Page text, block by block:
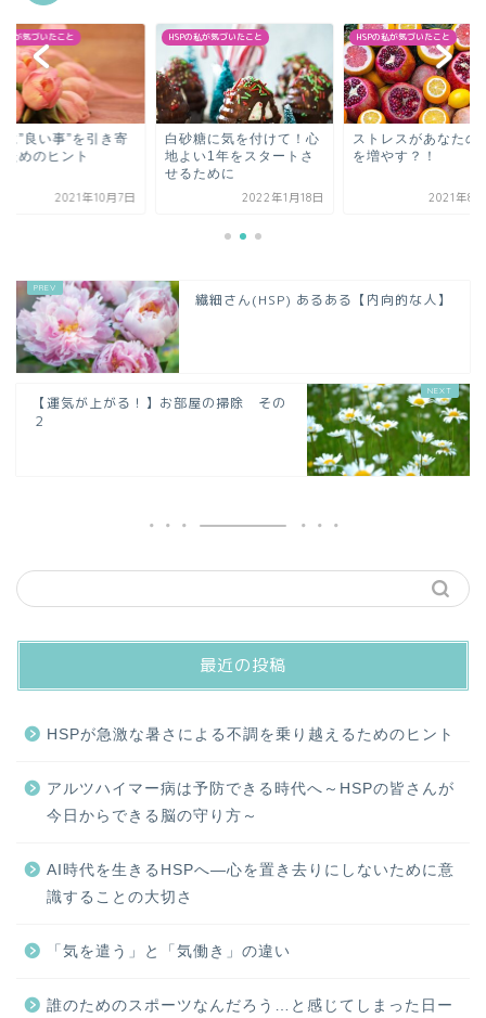
私が気づいたこと
に”良い事”を引き寄
ためのヒント
2021年10月7日
HSPの私が気づいたこと
白砂糖に気を付けて！心
地よい1年をスタートさ
せるために
2022年1月18日
HSPの私が気づいたこと
ストレスがあなたの
を増やす？！
2021年8
繊細さん(HSP) あるある【内向的な人】
【運気が上がる！】お部屋の掃除 その
２
最近の投稿
HSPが急激な暑さによる不調を乗り越えるためのヒント
アルツハイマー病は予防できる時代へ～HSPの皆さんが
今日からできる脳の守り方～
AI時代を生きるHSPへ―心を置き去りにしないために意
識することの大切さ
「気を遣う」と「気働き」の違い
誰のためのスポーツなんだろう…と感じてしまった日ー